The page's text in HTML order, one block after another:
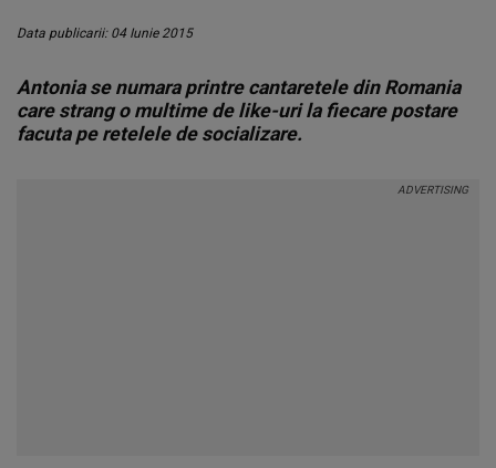
Data publicarii: 04 Iunie 2015
Antonia se numara printre cantaretele din Romania
care strang o multime de like-uri la fiecare postare
facuta pe retelele de socializare.